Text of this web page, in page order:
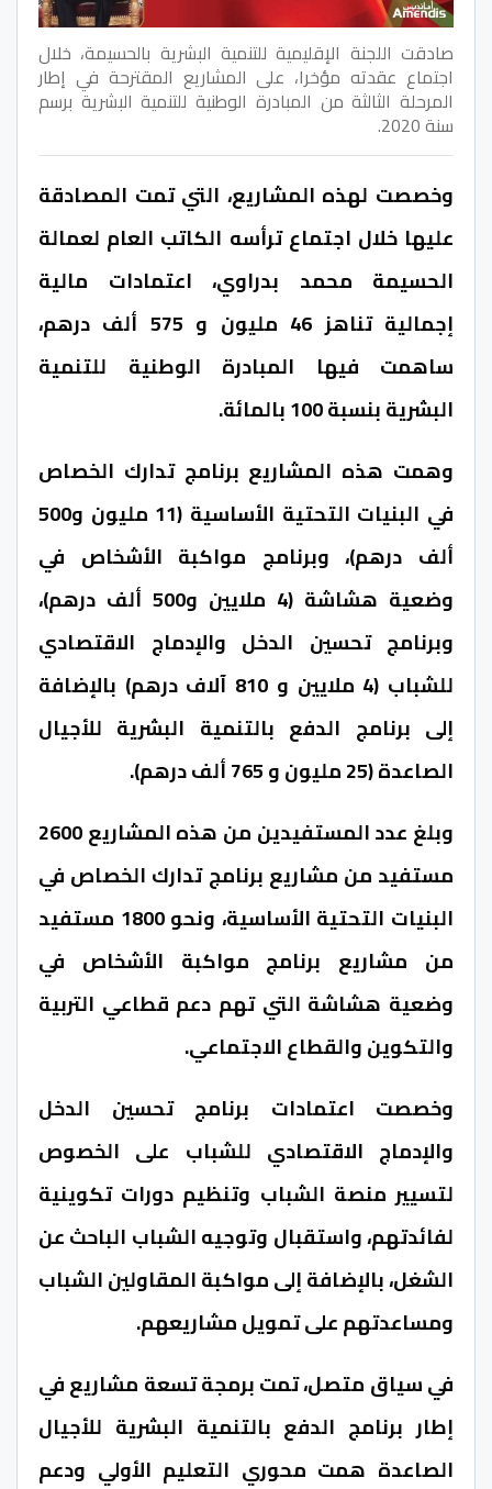
صادقت اللجنة الإقليمية للتنمية البشرية بالحسيمة، خلال
اجتماع عقدته مؤخرا، على المشاريع المقترحة في إطار
المرحلة الثالثة من المبادرة الوطنية للتنمية البشرية برسم
سنة 2020.
وخصصت لهذه المشاريع، التي تمت المصادقة
عليها خلال اجتماع ترأسه الكاتب العام لعمالة
الحسيمة محمد بدراوي، اعتمادات مالية
إجمالية تناهز 46 مليون و 575 ألف درهم،
ساهمت فيها المبادرة الوطنية للتنمية
البشرية بنسبة 100 بالمائة.
وهمت هذه المشاريع برنامج تدارك الخصاص
في البنيات التحتية الأساسية (11 مليون و500
ألف درهم)، وبرنامج مواكبة الأشخاص في
وضعية هشاشة (4 ملايين و500 ألف درهم)،
وبرنامج تحسين الدخل والإدماج الاقتصادي
للشباب (4 ملايين و 810 آلاف درهم) بالإضافة
إلى برنامج الدفع بالتنمية البشرية للأجيال
الصاعدة (25 مليون و 765 ألف درهم).
وبلغ عدد المستفيدين من هذه المشاريع 2600
مستفيد من مشاريع برنامج تدارك الخصاص في
البنيات التحتية الأساسية، ونحو 1800 مستفيد
من مشاريع برنامج مواكبة الأشخاص في
وضعية هشاشة التي تهم دعم قطاعي التربية
والتكوين والقطاع الاجتماعي.
وخصصت اعتمادات برنامج تحسين الدخل
والإدماج الاقتصادي للشباب على الخصوص
لتسيير منصة الشباب وتنظيم دورات تكوينية
لفائدتهم، واستقبال وتوجيه الشباب الباحث عن
الشغل، بالإضافة إلى مواكبة المقاولين الشباب
ومساعدتهم على تمويل مشاريعهم.
في سياق متصل، تمت برمجة تسعة مشاريع في
إطار برنامج الدفع بالتنمية البشرية للأجيال
الصاعدة همت محوري التعليم الأولي ودعم